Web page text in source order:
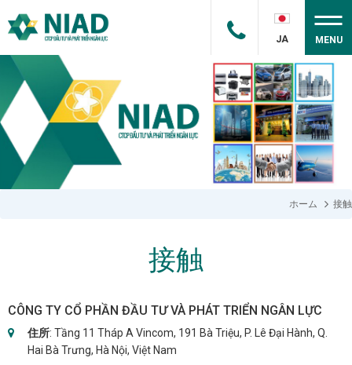
JA MENU
ホーム 接触
接触
CÔNG TY CỔ PHẦN ĐẦU TƯ VÀ PHÁT TRIỂN NGÂN LỰC
住所: Tầng 11 Tháp A Vincom, 191 Bà Triệu, P. Lê Đại Hành, Q.
Hai Bà Trưng, Hà Nội, Việt Nam